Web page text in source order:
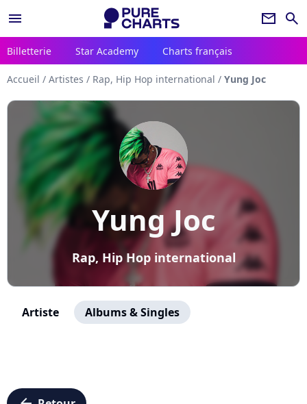
menu newsletter search
Billetterie Star Academy Charts français
Accueil / Artistes / Rap, Hip Hop international / Yung Joc
Yung Joc
Rap, Hip Hop international
Artiste Albums & Singles